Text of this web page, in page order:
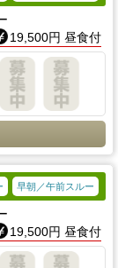
19,500円 昼食付
早朝／午前スルー
19,500円 昼食付